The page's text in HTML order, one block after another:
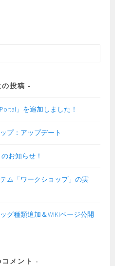
投稿
」を追加しました！
プ：アップデート
お知らせ！
ム「ワークショップ」の実
グ種類追加＆WIKIページ公開
メント